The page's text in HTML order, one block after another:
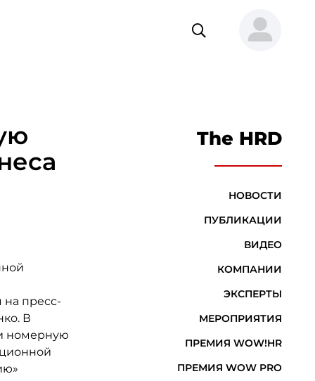
на пресс-
В
номерную
The HRD
НОВОСТИ
ПУБЛИКАЦИИ
ВИДЕО
КОМПАНИИ
ЭКСПЕРТЫ
МЕРОПРИЯТИЯ
ПРЕМИЯ WOW!HR
ПРЕМИЯ WOW PRO